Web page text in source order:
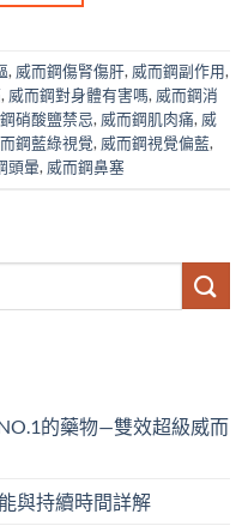
, 威而鋼傷腎傷肝, 威而鋼副作用,
, 威而鋼對身體有害嗎, 威而鋼消
硝酸鹽禁忌, 威而鋼肌肉痛, 威
鋼藍綠視覺, 威而鋼視覺偏藍,
頭暈, 威而鋼鼻塞
的藥物—雙效超級威而
與持續時間詳解